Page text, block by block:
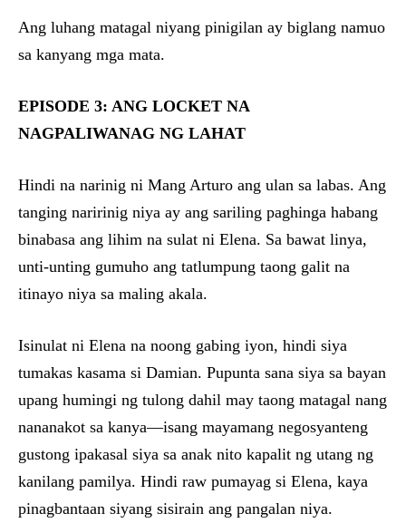
Ang luhang matagal niyang pinigilan ay biglang namuo
sa kanyang mga mata.
EPISODE 3: ANG LOCKET NA
NAGPALIWANAG NG LAHAT
Hindi na narinig ni Mang Arturo ang ulan sa labas. Ang
tanging naririnig niya ay ang sariling paghinga habang
binabasa ang lihim na sulat ni Elena. Sa bawat linya,
unti-unting gumuho ang tatlumpung taong galit na
itinayo niya sa maling akala.
Isinulat ni Elena na noong gabing iyon, hindi siya
tumakas kasama si Damian. Pupunta sana siya sa bayan
upang humingi ng tulong dahil may taong matagal nang
nananakot sa kanya—isang mayamang negosyanteng
gustong ipakasal siya sa anak nito kapalit ng utang ng
kanilang pamilya. Hindi raw pumayag si Elena, kaya
pinagbantaan siyang sisirain ang pangalan niya.